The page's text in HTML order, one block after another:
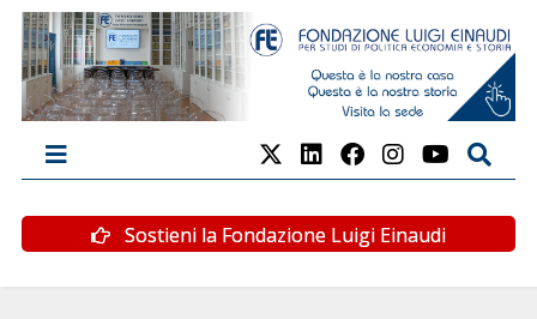
Sostieni la Fondazione Luigi Einaudi